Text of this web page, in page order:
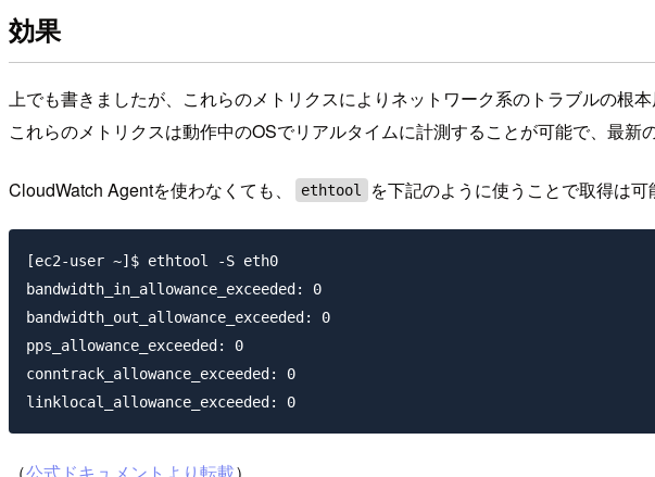
効果
上でも書きましたが、これらのメトリクスによりネットワーク系のトラブルの根
これらのメトリクスは動作中のOSでリアルタイムに計測することが可能で、最
CloudWatch Agentを使わなくても、 ethtool を下記のように使うことで取得は
[ec2-user ~]$ ethtool -S eth0
bandwidth_in_allowance_exceeded: 0
bandwidth_out_allowance_exceeded: 0
pps_allowance_exceeded: 0
conntrack_allowance_exceeded: 0
（公式ドキュメントより転載）